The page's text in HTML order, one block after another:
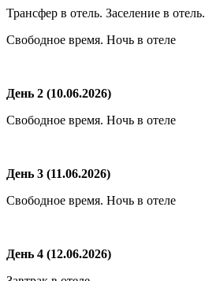
Трансфер в отель. Заселение в отель.
Свободное время. Ночь в отеле
День 2 (10.06.2026)
Свободное время. Ночь в отеле
День 3 (11.06.2026)
Свободное время. Ночь в отеле
День 4 (12.06.2026)